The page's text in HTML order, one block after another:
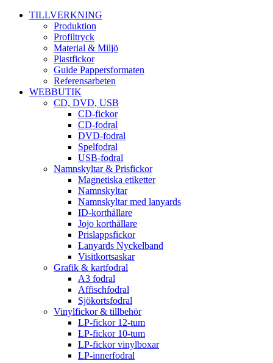
TILLVERKNING
Produktion
Profiltryck
Material & Miljö
Plastfickor
Guide Pappersformaten
Referensarbeten
WEBBUTIK
CD, DVD, USB
CD-fickor
CD-fodral
DVD-fodral
Spelfodral
USB-fodral
Namnskyltar & Prisfickor
Magnetiska etiketter
Namnskyltar
Namnskyltar med lanyards
ID-korthållare
Jojo korthållare
Prislappsfickor
Lanyards Nyckelband
Visitkortsaskar
Grafik & kartfodral
A3 fodral
Affischfodral
Sjökortsfodral
Vinylfickor & tillbehör
LP-fickor 12-tum
LP-fickor 10-tum
LP-fickor vinylboxar
LP-innerfodral